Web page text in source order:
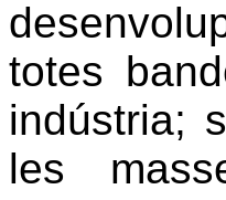
totes
indústria;
les